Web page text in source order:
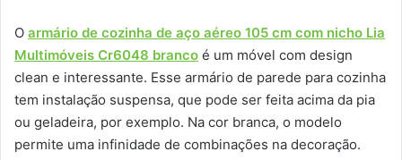
O armário de cozinha de aço aéreo 105 cm com nicho Lia
Multimóveis Cr6048 branco é um móvel com design
clean e interessante. Esse armário de parede para cozinha
tem instalação suspensa, que pode ser feita acima da pia
ou geladeira, por exemplo. Na cor branca, o modelo
permite uma infinidade de combinações na decoração.